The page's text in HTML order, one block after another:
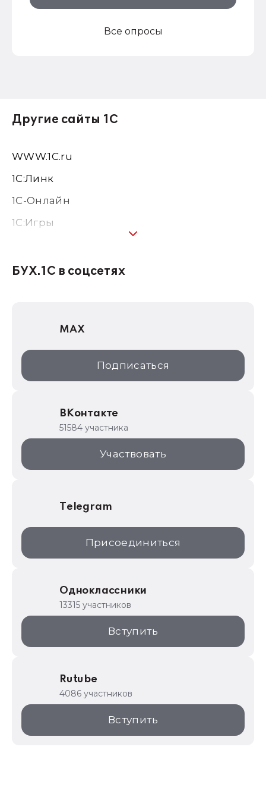
Все опросы
Другие сайты 1С
WWW.1С.ru
1С:Линк
1С-Онлайн
1C:Игры
1С:Консалтинг
1С:Дистрибьюция
1С:Образование
ИТС.1C.ru
1С:Торговая площадка
БУХ.1С в соцсетях
MAX
Подписаться
ВКонтакте
51584 участника
Участвовать
Telegram
Присоединиться
Одноклассники
13315 участников
Вступить
Rutube
4086 участников
Вступить